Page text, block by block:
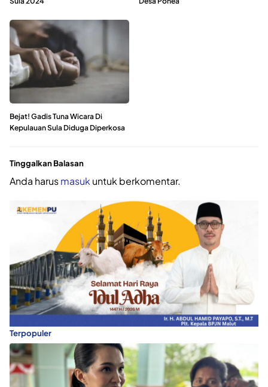
Bejat! Gadis Tuna Wicara Di
Kepulauan Sula Diduga Diperkosa
Tinggalkan Balasan
Anda harusmasuk untuk berkomentar.
Terpopuler